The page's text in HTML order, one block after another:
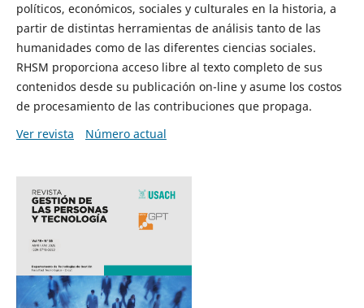
políticos, económicos, sociales y culturales en la historia, a
partir de distintas herramientas de análisis tanto de las
humanidades como de las diferentes ciencias sociales.
RHSM proporciona acceso libre al texto completo de sus
contenidos desde su publicación on-line y asume los costos
de procesamiento de las contribuciones que propaga.
Ver revista
Número actual